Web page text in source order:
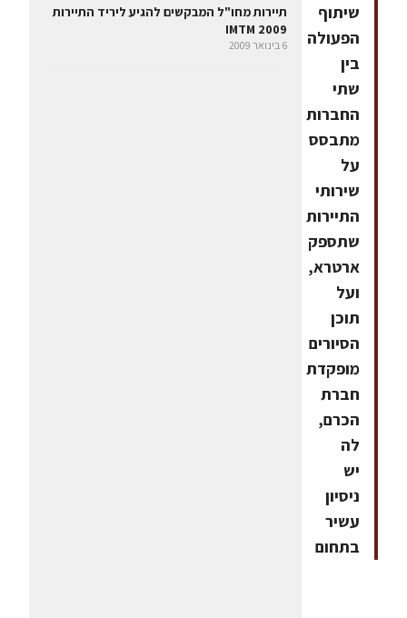
שיתוף
הפעולה
בין
שתי
החברות
מתבסס
על
שירותי
התיירות
שתספק
ארטרא,
ועל
תוכן
הסיורים
מופקדת
חברת
הכרם,
לה
יש
ניסיון
עשיר
בתחום
תיירות מחו"ל המבקשים להגיע ליריד התיירות
IMTM 2009
6 בינואר 2009